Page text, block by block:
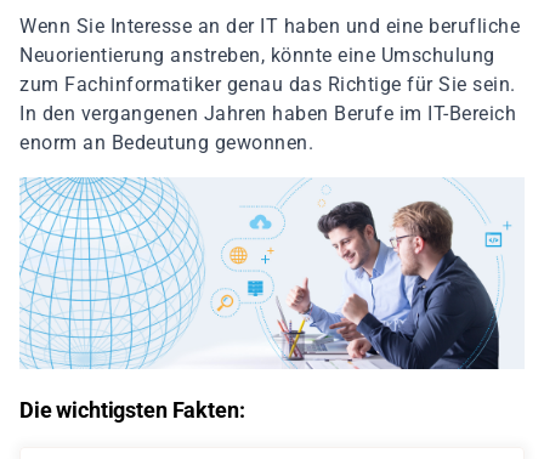
Wenn Sie Interesse an der IT haben und eine berufliche
Neuorientierung anstreben, könnte eine Umschulung
zum Fachinformatiker genau das Richtige für Sie sein.
In den vergangenen Jahren haben Berufe im IT-Bereich
enorm an Bedeutung gewonnen.
Die wichtigsten Fakten: